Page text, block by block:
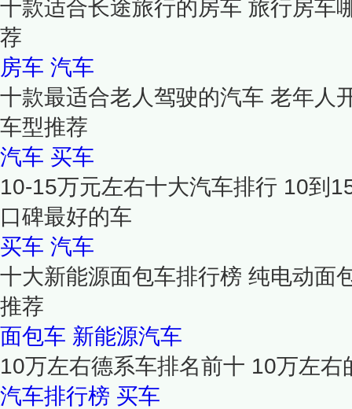
十款适合长途旅行的房车 旅行房车
荐
房车 汽车
十款最适合老人驾驶的汽车 老年人
车型推荐
汽车 买车
10-15万元左右十大汽车排行 10到
口碑最好的车
买车 汽车
十大新能源面包车排行榜 纯电动面
推荐
面包车 新能源汽车
10万左右德系车排名前十 10万左右
汽车排行榜 买车